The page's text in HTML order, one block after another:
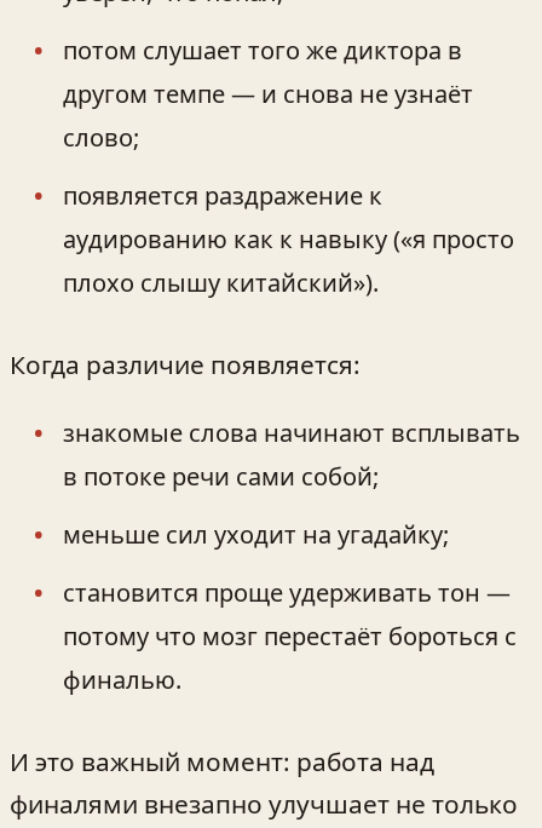
потом слушает того же диктора в
другом темпе — и снова не узнаёт
слово;
появляется раздражение к
аудированию как к навыку («я просто
плохо слышу китайский»).
Когда различие появляется:
знакомые слова начинают всплывать
в потоке речи сами собой;
меньше сил уходит на угадайку;
становится проще удерживать тон —
потому что мозг перестаёт бороться с
финалью.
И это важный момент: работа над
финалями внезапно улучшает не только